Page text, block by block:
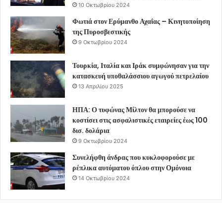
10 Οκτωβρίου 2024
Φωτιά στον Ερύμανθο Αχαΐας – Κινητοποίηση
της Πυροσβεστικής
9 Οκτωβρίου 2024
Τουρκία, Ιταλία και Ιράκ συμφώνησαν για την
κατασκευή υποθαλάσσιου αγωγού πετρελαίου
13 Απριλίου 2025
ΗΠΑ: Ο τυφώνας Μίλτον θα μπορούσε να
κοστίσει στις ασφαλιστικές εταιρείες έως 100
δισ. δολάρια
9 Οκτωβρίου 2024
Συνελήφθη άνδρας που κυκλοφορούσε με
ρέπλικα αυτόματου όπλου στην Ομόνοια
14 Οκτωβρίου 2024